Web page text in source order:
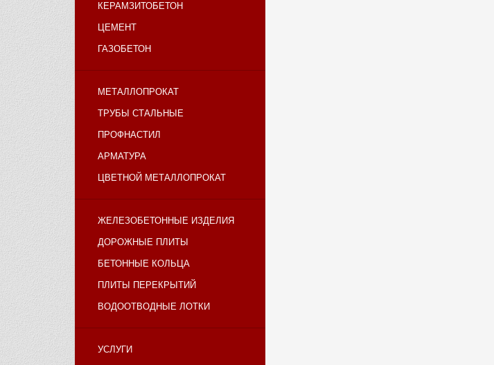
КЕРАМЗИТОБЕТОН
ЦЕМЕНТ
ГАЗОБЕТОН
МЕТАЛЛОПРОКАТ
ТРУБЫ СТАЛЬНЫЕ
ПРОФНАСТИЛ
АРМАТУРА
ЦВЕТНОЙ МЕТАЛЛОПРОКАТ
ЖЕЛЕЗОБЕТОННЫЕ ИЗДЕЛИЯ
ДОРОЖНЫЕ ПЛИТЫ
БЕТОННЫЕ КОЛЬЦА
ПЛИТЫ ПЕРЕКРЫТИЙ
ВОДООТВОДНЫЕ ЛОТКИ
УСЛУГИ